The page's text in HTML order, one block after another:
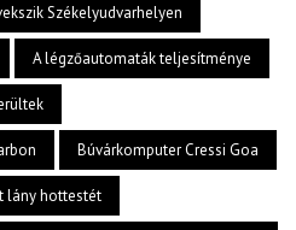
Székelyudvarhelyen
A légzőautomaták teljesítménye
Búvárkomputer Cressi Goa
lány hottestét